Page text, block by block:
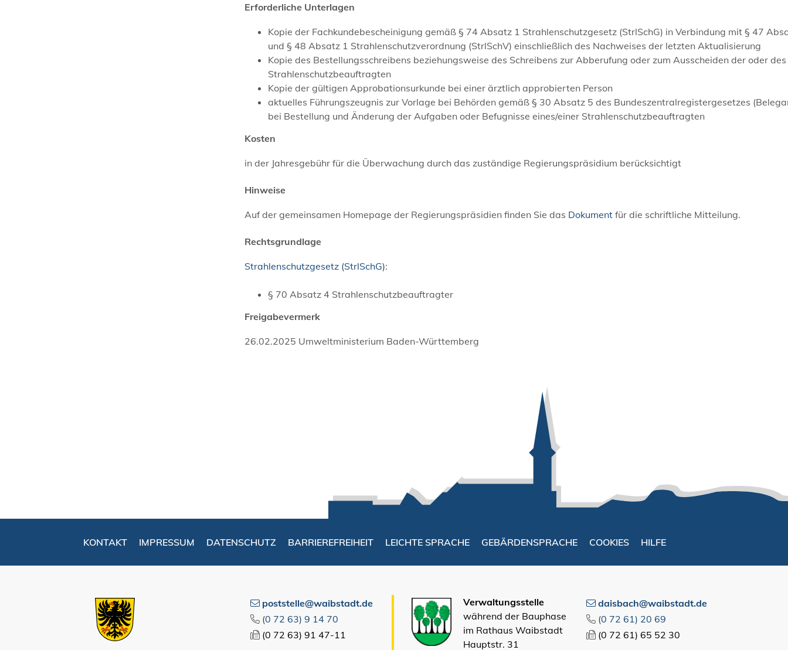
Erforderliche Unterlagen
Kopie der Fachkundebescheinigung gemäß § 74 Absatz 1 Strahlenschutzgesetz (StrlSchG) in Verbindung mit § 47
und § 48 Absatz 1 Strahlenschutzverordnung (StrlSchV) einschließlich des Nachweises der letzten Aktualisierung
Kopie des Bestellungsschreibens beziehungsweise des Schreibens zur Abberufung oder zum Ausscheiden der oder des
Strahlenschutzbeauftragten
Kopie der gültigen Approbationsurkunde bei einer ärztlich approbierten Person
aktuelles Führungszeugnis zur Vorlage bei Behörden gemäß § 30 Absatz 5 des Bundeszentralregistergesetzes
bei Bestellung und Änderung der Aufgaben oder Befugnisse eines/einer Strahlenschutzbeauftragten
Kosten
in der Jahresgebühr für die Überwachung durch das zuständige Regierungspräsidium berücksichtigt
Hinweise
Auf der gemeinsamen Homepage der Regierungspräsidien finden Sie das Dokument für die schriftliche Mitteilung.
Rechtsgrundlage
Strahlenschutzgesetz (StrlSchG):
§ 70 Absatz 4 Strahlenschutzbeauftragter
Freigabevermerk
26.02.2025 Umweltministerium Baden-Württemberg
KONTAKT IMPRESSUM DATENSCHUTZ BARRIEREFREIHEIT LEICHTE SPRACHE GEBÄRDENSPRACHE COOKIES HILFE
poststelle@waibstadt.de
(0 72 63) 9 14 70
(0 72 63) 91 47-11
Verwaltungsstelle
während der Bauphase
im Rathaus Waibstadt
Hauptstr. 31
daisbach@waibstadt.de
(0 72 61) 20 69
(0 72 61) 65 52 30